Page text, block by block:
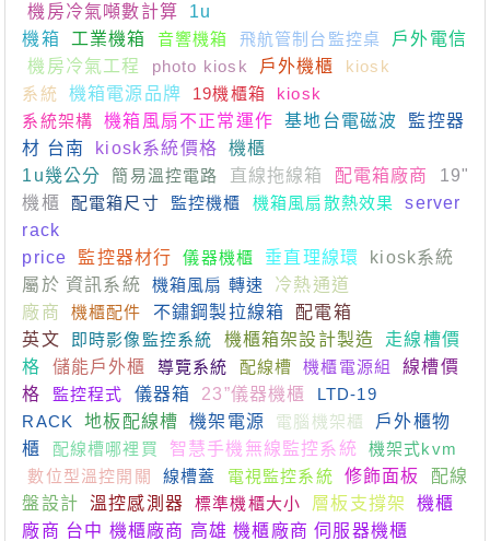
機房冷氣噸數計算
1u
機箱
工業機箱 音響機箱 飛航管制台監控桌
戶外電信
機房冷氣工程
photo kiosk 戶外機櫃
kiosk
系統
機箱電源品牌 19機櫃箱
kiosk
系統架構
機箱風扇不正常運作 基地台電磁波
監控器
材 台南
kiosk系統價格
機櫃
1u幾公分
簡易溫控電路 直線拖線箱 配電箱廠商
19"
機櫃
配電箱尺寸 監控機櫃 機箱風扇散熱效果
server
rack
price
監控器材行 儀器機櫃 垂直理線環
kiosk系統
屬於 資訊系統
機箱風扇 轉速
冷熱通道
廠商
機櫃配件 不鏽鋼製拉線箱
配電箱
英文
即時影像監控系統 機櫃箱架設計製造
走線槽價
格
儲能戶外櫃 導覽系統 配線槽 機櫃電源組
線槽價
格
監控程式 儀器箱 23”儀器機櫃
LTD-19
RACK
地板配線槽 機架電源 電腦機架櫃
戶外櫃物
櫃
配線槽哪裡買 智慧手機無線監控系統
機架式kvm
數位型溫控開關
線槽蓋 電視監控系統 修飾面板
配線
盤設計
溫控感測器 標準機櫃大小 層板支撐架
機櫃
廠商 台中 機櫃廠商 高雄 機櫃廠商 伺服器機櫃